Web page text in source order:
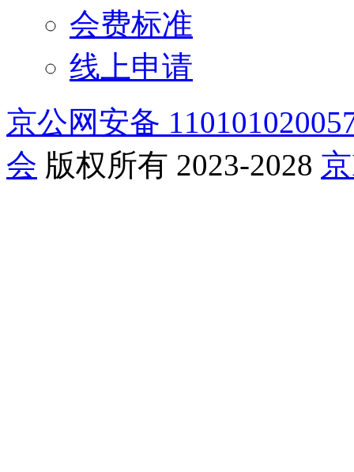
会费标准
线上申请
京公网安备
会 版权所有 2023-2028